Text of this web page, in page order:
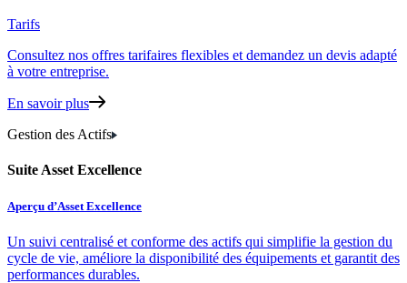
Tarifs
Consultez nos offres tarifaires flexibles et demandez un devis adapté
à votre entreprise.
En savoir plus
Gestion des Actifs
Suite Asset Excellence
Aperçu d’Asset Excellence
Un suivi centralisé et conforme des actifs qui simplifie la gestion du
cycle de vie, améliore la disponibilité des équipements et garantit des
performances durables.